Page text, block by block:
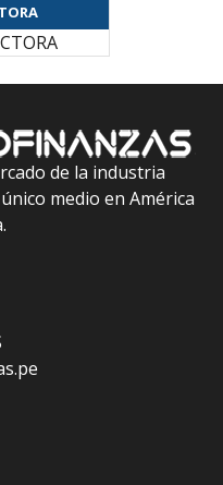
de la industria
medio en América